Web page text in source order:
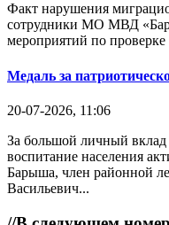
Факт нарушения
сотрудники МО МВД
мероприятий по
Медаль за
20-07-2026, 11:06
За большой личный вклад
воспитание населения
Барыша, член районной
Васильевич...